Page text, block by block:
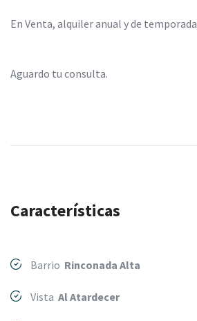
En Venta, alquiler anual y de temporada
Aguardo tu consulta.
Características
Barrio Rinconada Alta
Vista Al Atardecer